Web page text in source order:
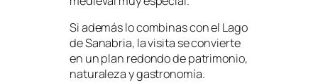
Si además lo combinas con el Lago
de Sanabria, la visita se convierte
en un plan redondo de patrimonio,
naturaleza y gastronomía.